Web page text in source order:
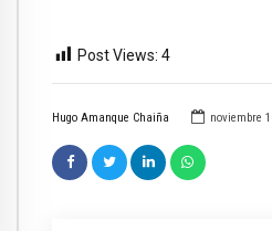
Hugo Amanque Chaiña noviembre
Post Views: 4